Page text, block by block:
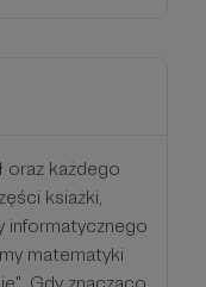
oraz każdego
ksiażki,
informatycznego
matematyki
Gdy znacząco